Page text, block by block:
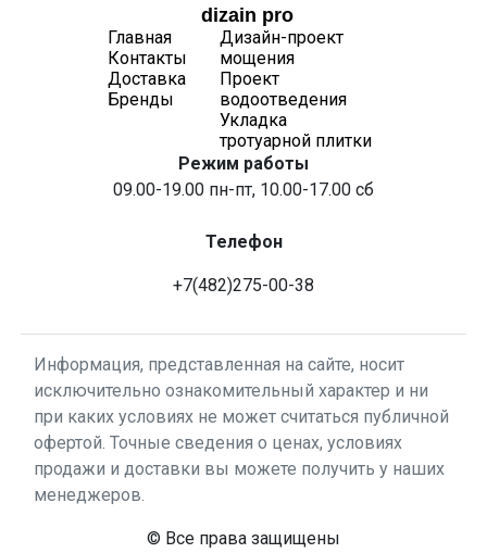
dizain pro
Главная
Контакты
Доставка
Бренды
Дизайн-проект
мощения
Проект
водоотведения
Укладка
тротуарной плитки
Режим работы
09.00-19.00 пн-пт, 10.00-17.00 сб
Телефон
+7(482)275-00-38
Информация, представленная на сайте, носит
исключительно ознакомительный характер и ни
при каких условиях не может считаться публичной
офертой. Точные сведения о ценах, условиях
продажи и доставки вы можете получить у наших
менеджеров.
© Все права защищены